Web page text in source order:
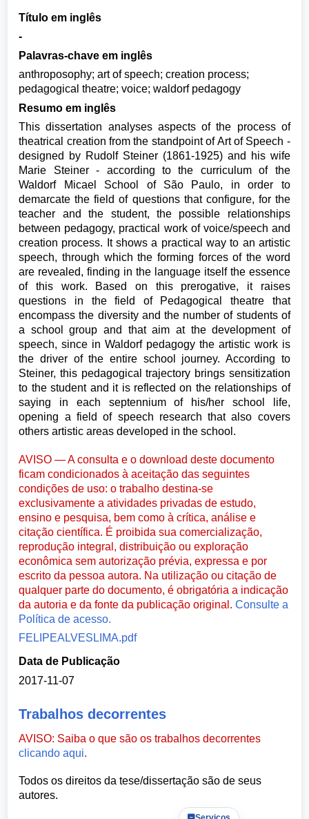
Título em inglês
-
Palavras-chave em inglês
anthroposophy; art of speech; creation process;
pedagogical theatre; voice; waldorf pedagogy
Resumo em inglês
This dissertation analyses aspects of the process of
theatrical creation from the standpoint of Art of Speech -
designed by Rudolf Steiner (1861-1925) and his wife
Marie Steiner - according to the curriculum of the
Waldorf Micael School of São Paulo, in order to
demarcate the field of questions that configure, for the
teacher and the student, the possible relationships
between pedagogy, practical work of voice/speech and
creation process. It shows a practical way to an artistic
speech, through which the forming forces of the word
are revealed, finding in the language itself the essence
of this work. Based on this prerogative, it raises
questions in the field of Pedagogical theatre that
encompass the diversity and the number of students of
a school group and that aim at the development of
speech, since in Waldorf pedagogy the artistic work is
the driver of the entire school journey. According to
Steiner, this pedagogical trajectory brings sensitization
to the student and it is reflected on the relationships of
saying in each septennium of his/her school life,
opening a field of speech research that also covers
others artistic areas developed in the school.
AVISO — A consulta e o download deste documento
ficam condicionados à aceitação das seguintes
condições de uso: o trabalho destina-se
exclusivamente a atividades privadas de estudo,
ensino e pesquisa, bem como à crítica, análise e
citação científica. É proibida sua comercialização,
reprodução integral, distribuição ou exploração
econômica sem autorização prévia, expressa e por
escrito da pessoa autora. Na utilização ou citação de
qualquer parte do documento, é obrigatória a indicação
da autoria e da fonte da publicação original.Consulte a
Política de acesso.
FELIPEALVESLIMA.pdf
Data de Publicação
2017-11-07
Trabalhos decorrentes
AVISO: Saiba o que são os trabalhos decorrentes
clicando aqui.
Todos os direitos da tese/dissertação são de seus
autores.